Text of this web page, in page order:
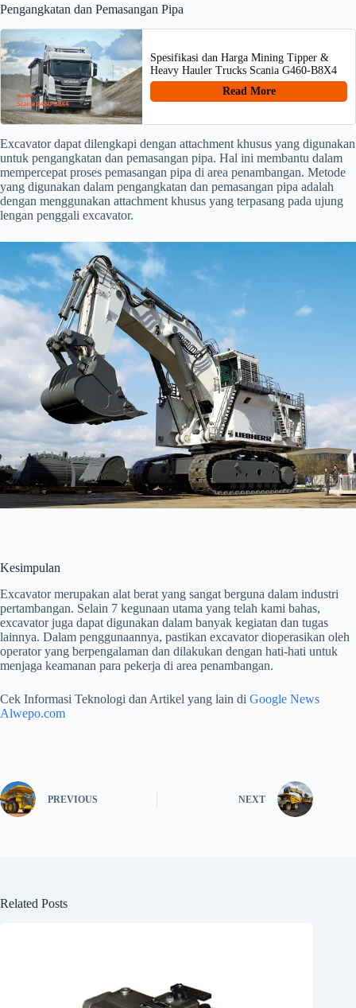
Pengangkatan dan Pemasangan Pipa
Spesifikasi dan Harga Mining Tipper &
Heavy Hauler Trucks Scania G460-B8X4
Read More
Excavator dapat dilengkapi dengan attachment khusus yang digunakan
untuk pengangkatan dan pemasangan pipa. Hal ini membantu dalam
mempercepat proses pemasangan pipa di area penambangan. Metode
yang digunakan dalam pengangkatan dan pemasangan pipa adalah
dengan menggunakan attachment khusus yang terpasang pada ujung
lengan penggali excavator.
Kesimpulan
Excavator merupakan alat berat yang sangat berguna dalam industri
pertambangan. Selain 7 kegunaan utama yang telah kami bahas,
excavator juga dapat digunakan dalam banyak kegiatan dan tugas
lainnya. Dalam penggunaannya, pastikan excavator dioperasikan oleh
operator yang berpengalaman dan dilakukan dengan hati-hati untuk
menjaga keamanan para pekerja di area penambangan.
Cek Informasi Teknologi dan Artikel yang lain di Google News
Alwepo.com
PREVIOUS NEXT
Related Posts